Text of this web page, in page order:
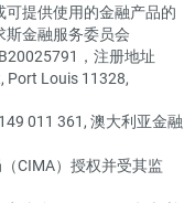
提供使用的金融产品的
金融服务委员会
，注册地址
Port Louis 11328,
011 361, 澳大利亚金融
CIMA）授权并受其监